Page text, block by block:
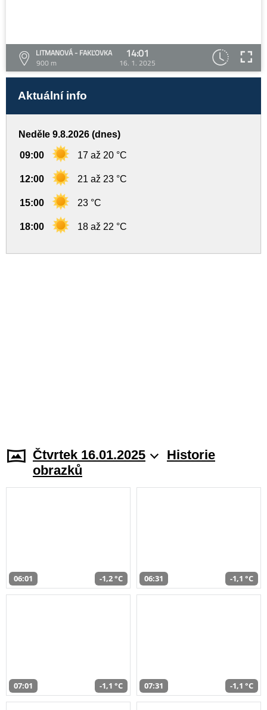
LITMANOVÁ - FAKĽOVKA
900 m
14:01
16. 1. 2025
Aktuální info
Neděle 9.8.2026 (dnes)
09:00 17 až 20 °C
12:00 21 až 23 °C
15:00 23 °C
18:00 18 až 22 °C
Čtvrtek 16.01.2025
Historie
obrazků
06:01 -1,2 °C 06:31 -1,1 °C
07:01 -1,1 °C 07:31 -1,1 °C